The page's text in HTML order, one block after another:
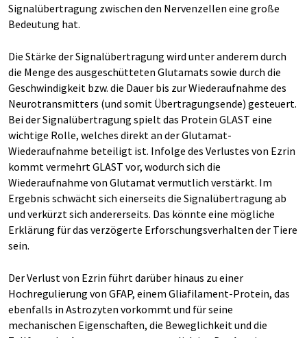
Signalübertragung zwischen den Nervenzellen eine große
Bedeutung hat.
Die Stärke der Signalübertragung wird unter anderem durch
die Menge des ausgeschütteten Glutamats sowie durch die
Geschwindigkeit bzw. die Dauer bis zur Wiederaufnahme des
Neurotransmitters (und somit Übertragungsende) gesteuert.
Bei der Signalübertragung spielt das Protein GLAST eine
wichtige Rolle, welches direkt an der Glutamat-
Wiederaufnahme beteiligt ist. Infolge des Verlustes von Ezrin
kommt vermehrt GLAST vor, wodurch sich die
Wiederaufnahme von Glutamat vermutlich verstärkt. Im
Ergebnis schwächt sich einerseits die Signalübertragung ab
und verkürzt sich andererseits. Das könnte eine mögliche
Erklärung für das verzögerte Erforschungsverhalten der Tiere
sein.
Der Verlust von Ezrin führt darüber hinaus zu einer
Hochregulierung von GFAP, einem Gliafilament-Protein, das
ebenfalls in Astrozyten vorkommt und für seine
mechanischen Eigenschaften, die Beweglichkeit und die